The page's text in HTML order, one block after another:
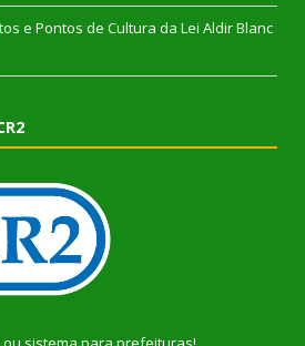
e Pontos de Cultura da Lei Aldir Blanc